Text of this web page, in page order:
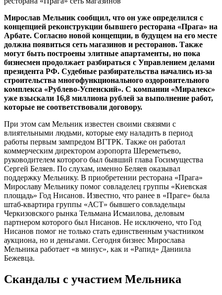
Мирослав Мельник сообщил, что он уже определился с
концепцией реконструкции бывшего ресторана «Прага» на
Арбате. Согласно новой концепции, в будущем на его месте
должна появиться сеть магазинов и ресторанов. Также
могут быть построены элитные апартаменты, но пока
бизнесмен продолжает разбираться с Управлением делами
президента РФ. Судебные разбирательства начались из-за
строительства многофункционального оздоровительного
комплекса «Рублево-Успенский». С компании «Миралекс»
уже взыскали 16,8 миллиона рублей за выполнение работ,
которые не соответствовали договору.
При этом сам Мельник известен своими связями с
влиятельными людьми, которые ему наладить в период
работы первым зампредом ВГТРК. Также он работал
коммерческим директором аэропорта Шереметьево,
руководителем которого был бывший глава Госимущества
Сергей Беляев. По слухам, именно Беляев оказывал
поддержку Мельнику. В приобретении ресторана «Прага»
Мирославу Мельнику помог совладелец группы «Киевская
площадь» Год Нисанов. Известно, что ранее в «Праге» была
штаб-квартира группы «АСТ» бывшего совладельцы
Черкизовского рынка Тельмана Исмаилова, деловым
партнером которого был Нисанов. Не исключено, что Год
Нисанов помог не только стать единственным участником
аукциона, но и деньгами. Сегодня бизнес Мирослава
Мельника работает «в минус», как и «Рапид» Даниила
Бежевца.
Скандалы с участием Мельника